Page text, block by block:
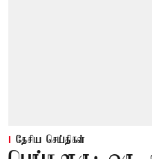
தேசிய செய்திகள்